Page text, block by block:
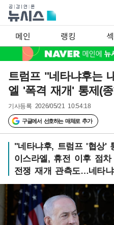
메인 랭킹
트럼프 "네타냐후는
엘 '폭격 재개' 통제(
기사등록 2026/05/21 10:54:18
구글에서 선호하는 매체로 추가
"네타냐후, 트럼프 '협상'
이스라엘, 휴전 이후 점
전쟁 재개 관측도…네타